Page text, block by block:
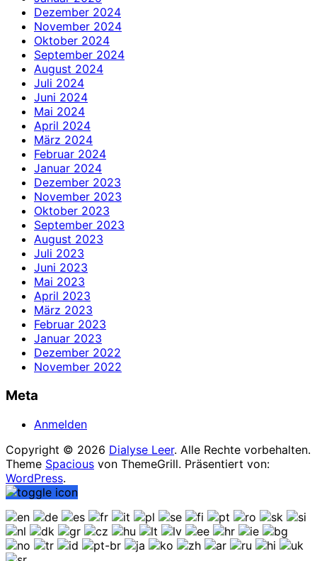
Dezember 2024
November 2024
Oktober 2024
September 2024
August 2024
Juli 2024
Juni 2024
Mai 2024
April 2024
März 2024
Februar 2024
Januar 2024
Dezember 2023
November 2023
Oktober 2023
September 2023
August 2023
Juli 2023
Juni 2023
Mai 2023
April 2023
März 2023
Februar 2023
Januar 2023
Dezember 2022
November 2022
Meta
Anmelden
Copyright © 2026 Dialyse Leer. Alle Rechte vorbehalten.
Theme Spacious von ThemeGrill. Präsentiert von:
WordPress.